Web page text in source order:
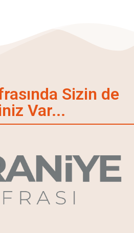
Sizin de
Var...